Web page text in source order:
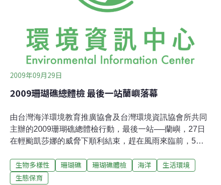
2009年09月29日
2009珊瑚礁總體檢 最後一站蘭嶼落幕
由台灣海洋環境教育推廣協會及台灣環境資訊協會所共同
主辦的2009珊瑚礁總體檢行動，最後一站──蘭嶼，27日
在輕颱凱莎娜的威脅下順利結束，趕在風雨來臨前，5位
次為之前莫拉克颱風的海底災情記上一筆。本次蘭嶼珊瑚
礁總體檢共有3個調查點，調查結果顯示3處的珊瑚礁覆蓋
生物多樣性 珊瑚礁 珊瑚礁體檢 海洋
生活環境
生態保育